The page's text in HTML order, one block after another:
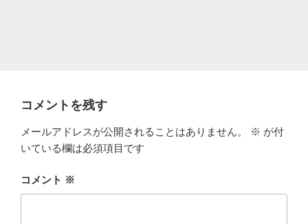
コメントを残す
メールアドレスが公開されることはありません。 ※ が付
いている欄は必須項目です
コメント ※